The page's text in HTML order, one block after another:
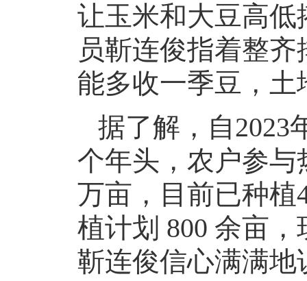
让玉米和大豆高低
员靳连俊指着整
能多收一季豆，土
据了解，自2023
个年头，农户参与
万亩，目前已种
植计划 800 余亩
靳连俊信心满满地